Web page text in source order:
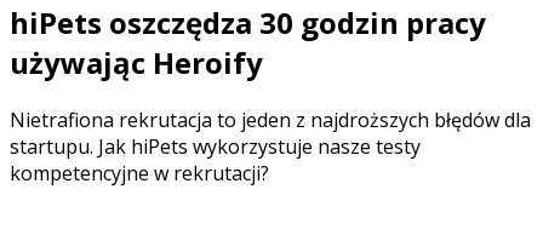
hiPets oszczędza 30 godzin pracy
używając Heroify
Nietrafiona rekrutacja to jeden z najdroższych błędów dla
startupu. Jak hiPets wykorzystuje nasze testy
kompetencyjne w rekrutacji?